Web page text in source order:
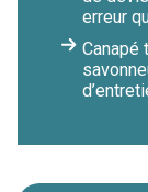
erreur
Canapé